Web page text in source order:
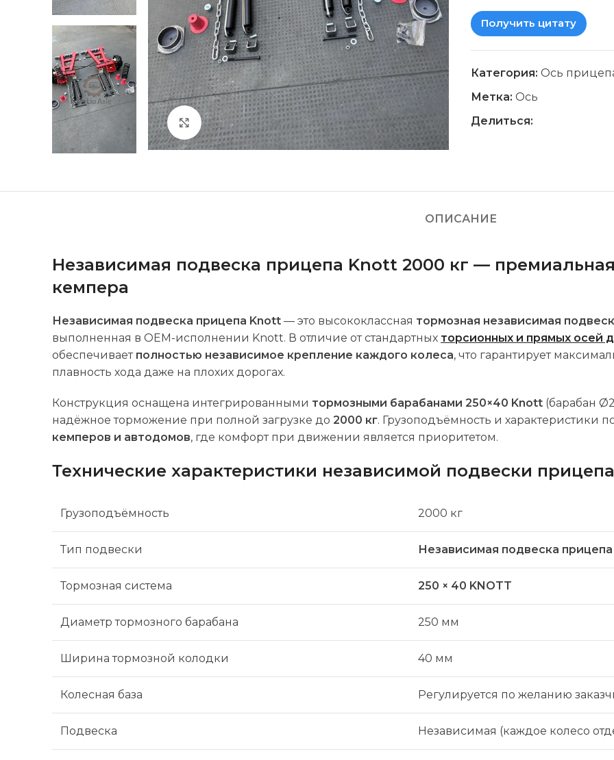
Click to enlarge
Получить цитату
Категория: Ось
Метка: Ось
Делиться:
ОПИСАНИЕ
Независимая подвеска прицепа Knott 2000 кг —
кемпера
Независимая подвеска прицепа Knott — это высококлассная тормозная независимая
выполненная в OEM-исполнении Knott. В отличие от стандартных торсионных и прямых осей
обеспечивает полностью независимое крепление каждого колеса, что гарантирует
плавность хода даже на плохих дорогах.
Конструкция оснащена интегрированными тормозными барабанами 250×40 Knott (барабан
надёжное торможение при полной загрузке до 2000 кг. Грузоподъёмность и характеристики
кемперов и автодомов, где комфорт при движении является приоритетом.
Технические характеристики независимой подвески прицепа
Грузоподъёмность 2000 кг
Тип подвески Независимая подвеска прицепа
Тормозная система 250 × 40 KNOTT
Диаметр тормозного барабана 250 мм
Ширина тормозной колодки 40 мм
Колесная база Регулируется по желанию
Подвеска Независимая (каждое колесо